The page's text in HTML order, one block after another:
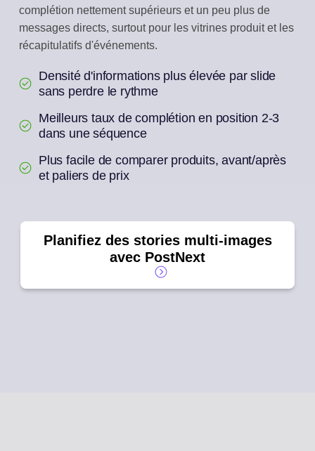
complétion nettement supérieurs et un peu plus de
messages directs, surtout pour les vitrines produit et les
récapitulatifs d'événements.
Densité d'informations plus élevée par slide
sans perdre le rythme
Meilleurs taux de complétion en position 2-3
dans une séquence
Plus facile de comparer produits, avant/après
et paliers de prix
Planifiez des stories multi-images
avec PostNext